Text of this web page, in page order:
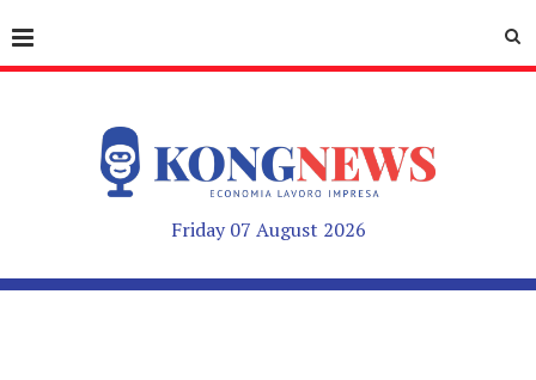
Friday 07 August 2026